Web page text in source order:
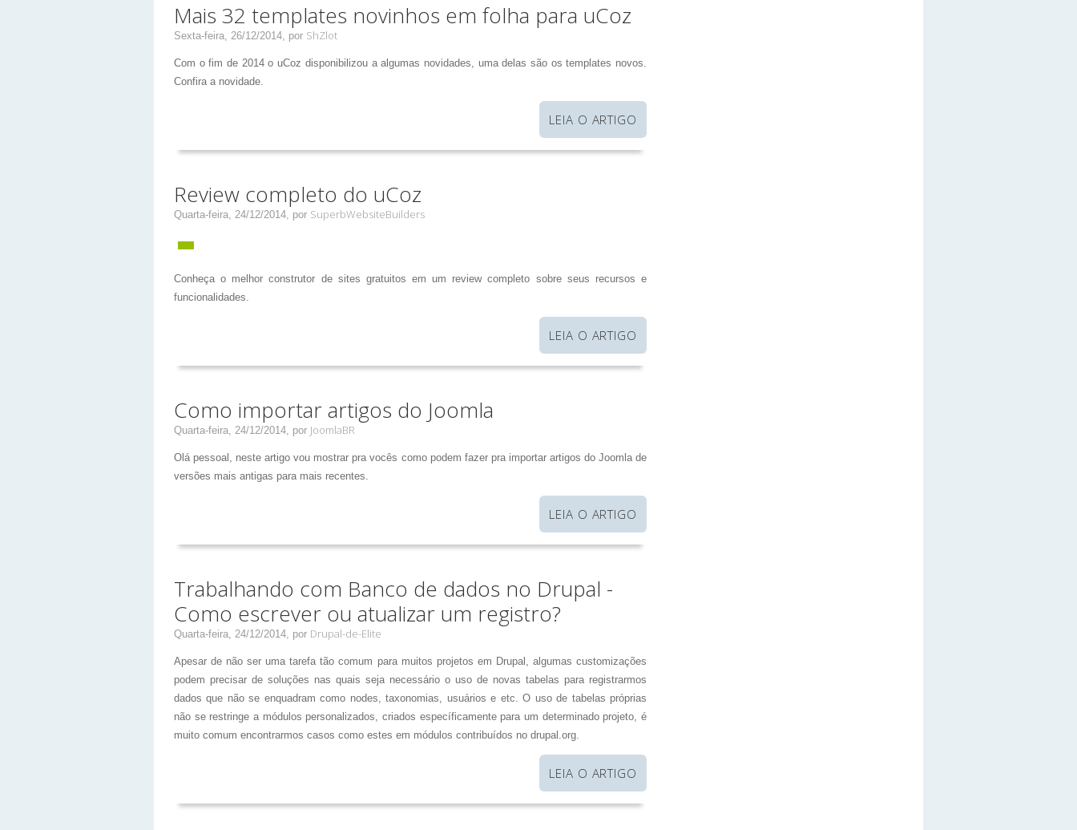
Mais 32 templates novinhos em folha para uCoz
Sexta-feira, 26/12/2014, por ShZlot
Com o fim de 2014 o uCoz disponibilizou a algumas novidades, uma delas são os templates novos.
Confira a novidade.
LEIA O ARTIGO
Review completo do uCoz
Quarta-feira, 24/12/2014, por SuperbWebsiteBuilders
Conheça o melhor construtor de sites gratuitos em um review completo sobre seus recursos e
funcionalidades.
LEIA O ARTIGO
Como importar artigos do Joomla
Quarta-feira, 24/12/2014, por JoomlaBR
Olá pessoal, neste artigo vou mostrar pra vocês como podem fazer pra importar artigos do Joomla de
versões mais antigas para mais recentes.
LEIA O ARTIGO
Trabalhando com Banco de dados no Drupal -
Como escrever ou atualizar um registro?
Quarta-feira, 24/12/2014, por Drupal-de-Elite
Apesar de não ser uma tarefa tão comum para muitos projetos em Drupal, algumas customizações
podem precisar de soluções nas quais seja necessário o uso de novas tabelas para registrarmos
dados que não se enquadram como nodes, taxonomias, usuários e etc. O uso de tabelas próprias
não se restringe a módulos personalizados, criados específicamente para um determinado projeto, é
muito comum encontrarmos casos como estes em módulos contribuídos no drupal.org.
LEIA O ARTIGO